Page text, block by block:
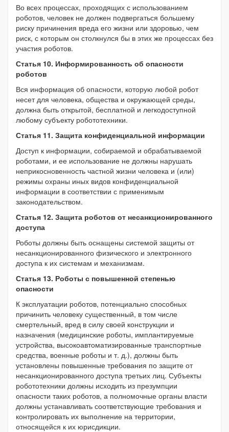
Во всех процессах, проходящих с использованием
роботов, человек не должен подвергаться большему
риску причинения вреда его жизни или здоровью, чем
риск, с которым он столкнулся бы в этих же процессах без
участия роботов.
Статья 10. Информированность об опасности
роботов
Вся информация об опасности, которую любой робот
несет для человека, общества и окружающей среды,
должна быть открытой, бесплатной и легкодоступной
любому субъекту робототехники.
Статья 11. Защита конфиденциальной информации
Доступ к информации, собираемой и обрабатываемой
роботами, и ее использование не должны нарушать
неприкосновенность частной жизни человека и (или)
режимы охраны иных видов конфиденциальной
информации в соответствии с применимым
законодательством.
Статья 12. Защита роботов от несанкционированного
доступа
Роботы должны быть оснащены системой защиты от
несанкционированного физического и электронного
доступа к их системам и механизмам.
Статья 13. Роботы с повышенной степенью
опасности
К эксплуатации роботов, потенциально способных
причинить человеку существенный, в том числе
смертельный, вред в силу своей конструкции и
назначения (медицинские роботы, имплантируемые
устройства, высокоавтоматизированные транспортные
средства, военные роботы и т. д.), должны быть
установлены повышенные требования по защите от
несанкционированного доступа третьих лиц. Субъекты
робототехники должны исходить из презумпции
опасности таких роботов, а полномочные органы власти
должны устанавливать соответствующие требования и
контролировать их выполнение на территории,
относящейся к их юрисдикции.